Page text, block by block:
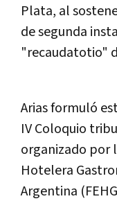
Plata, al
de segunda
"recaudatotio"
Arias formuló
IV Coloquio
organizado por
Hotelera
Argentina